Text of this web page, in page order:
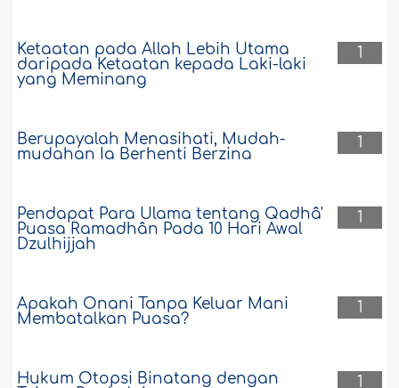
1
Ketaatan pada Allah Lebih Utama
daripada Ketaatan kepada Laki-laki
yang Meminang
1
Berupayalah Menasihati, Mudah-
mudahan Ia Berhenti Berzina
1
Pendapat Para Ulama tentang Qadhâ'
Puasa Ramadhân Pada 10 Hari Awal
Dzulhijjah
1
Apakah Onani Tanpa Keluar Mani
Membatalkan Puasa?
1
Hukum Otopsi Binatang dengan